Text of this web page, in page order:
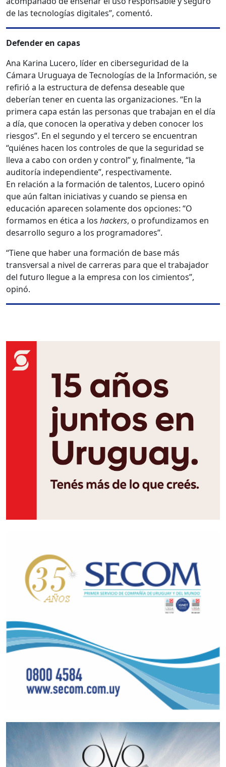
de las tecnologías digitales”, comentó.
Defender en capas
Ana Karina Lucero, líder en ciberseguridad de la
Cámara Uruguaya de Tecnologías de la Información, se
refirió a la estructura de defensa deseable que
deberían tener en cuenta las organizaciones. “En la
primera capa están las personas que trabajan en el día
a día, que conocen la operativa y deben conocer los
riesgos”. En el segundo y el tercero se encuentran
“quiénes hacen los controles de que la seguridad se
lleva a cabo con orden y control” y, finalmente, “la
auditoría independiente”, respectivamente.
En relación a la formación de talentos, Lucero opinó
que aún faltan iniciativas y cuando se piensa en
educación aparecen solamente dos opciones: “O
formamos en ética a los hackers, o profundizamos en
desarrollo seguro a los programadores”.
“Tiene que haber una formación de base más
transversal a nivel de carreras para que el trabajador
del futuro llegue a la empresa con los cimientos”,
opinó.